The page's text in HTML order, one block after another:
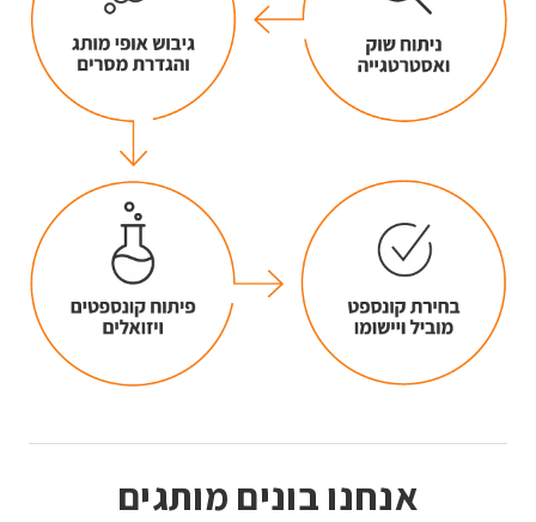
אנחנו בונים מותגים